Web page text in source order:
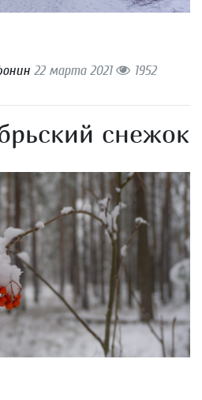
22 марта 2021 1952
снежок